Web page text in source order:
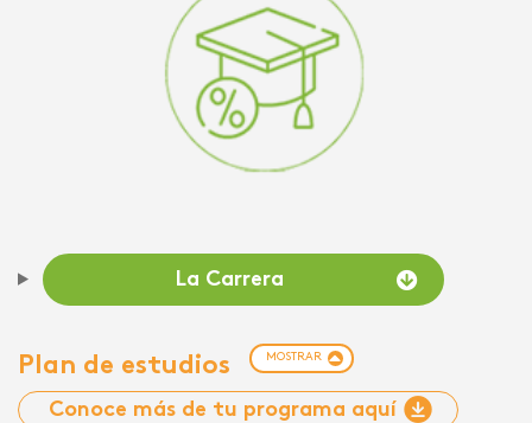
La Carrera
Plan de estudios MOSTRAR
Conoce más de tu programa aquí